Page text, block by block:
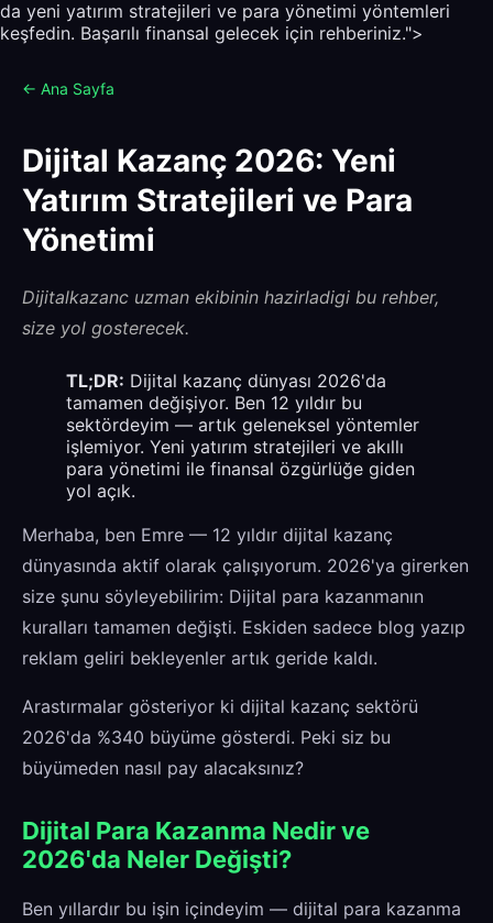
da yeni yatırım stratejileri ve para yönetimi yöntemleri
keşfedin. Başarılı finansal gelecek için rehberiniz.">
← Ana Sayfa
Dijital Kazanç 2026: Yeni
Yatırım Stratejileri ve Para
Yönetimi
Dijitalkazanc uzman ekibinin hazirladigi bu rehber,
size yol gosterecek.
TL;DR: Dijital kazanç dünyası 2026'da
tamamen değişiyor. Ben 12 yıldır bu
sektördeyim — artık geleneksel yöntemler
işlemiyor. Yeni yatırım stratejileri ve akıllı
para yönetimi ile finansal özgürlüğe giden
yol açık.
Merhaba, ben Emre — 12 yıldır dijital kazanç
dünyasında aktif olarak çalışıyorum. 2026'ya girerken
size şunu söyleyebilirim: Dijital para kazanmanın
kuralları tamamen değişti. Eskiden sadece blog yazıp
reklam geliri bekleyenler artık geride kaldı.
Arastırmalar gösteriyor ki dijital kazanç sektörü
2026'da %340 büyüme gösterdi. Peki siz bu
büyümeden nasıl pay alacaksınız?
Dijital Para Kazanma Nedir ve
2026'da Neler Değişti?
Ben yıllardır bu işin içindeyim — dijital para kazanma